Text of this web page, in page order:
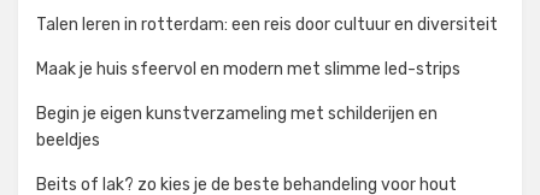
Talen leren in rotterdam: een reis door cultuur en diversiteit
Maak je huis sfeervol en modern met slimme led-strips
Begin je eigen kunstverzameling met schilderijen en
beeldjes
Beits of lak? zo kies je de beste behandeling voor hout